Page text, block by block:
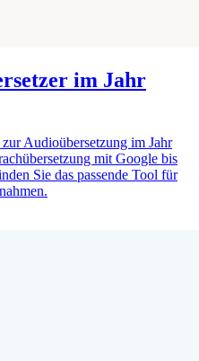
im Jahr
Audioübersetzung im Jahr
mit Google bis
Sie das passende Tool für